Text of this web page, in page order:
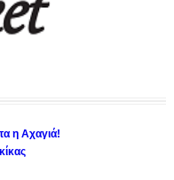
η Αχαγιά!